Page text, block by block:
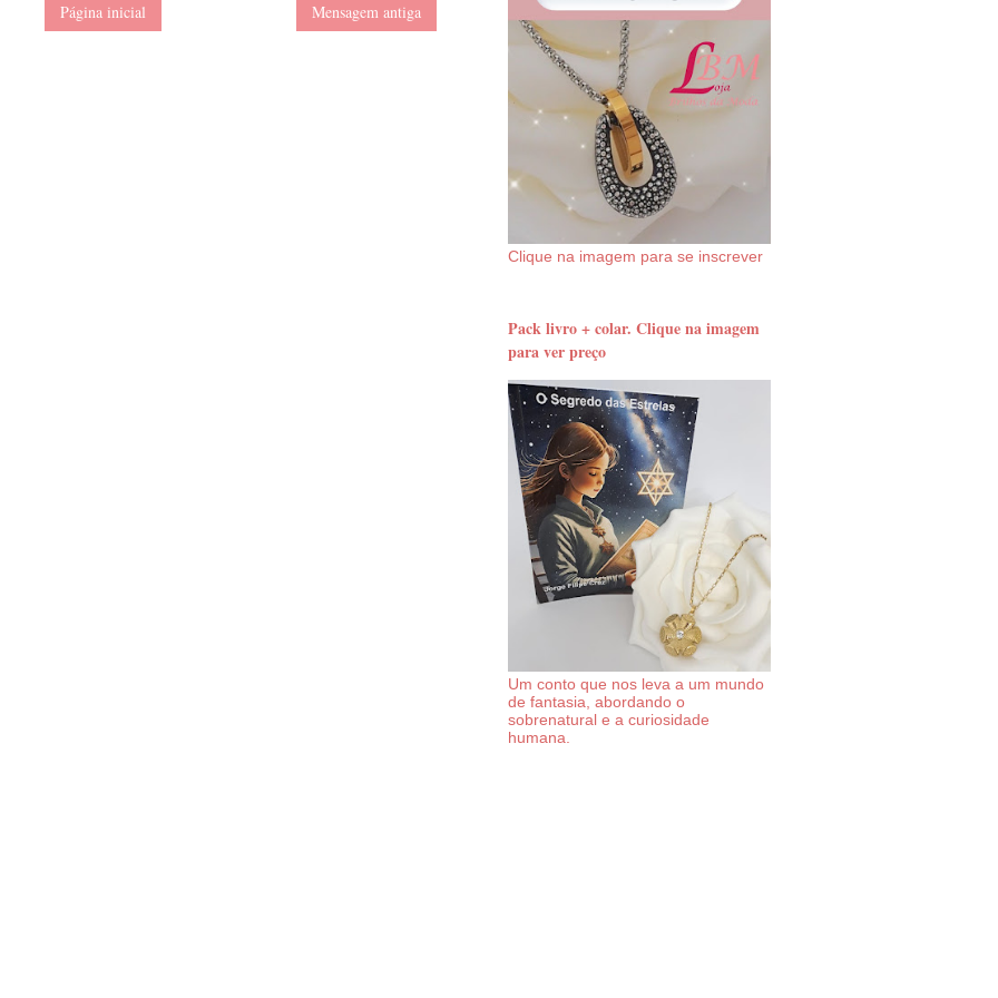
Mensagem antiga
Página inicial
Clique na imagem para se inscrever
Pack livro + colar. Clique na imagem
para ver preço
Um conto que nos leva a um mundo
de fantasia, abordando o
sobrenatural e a curiosidade
humana.